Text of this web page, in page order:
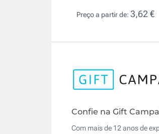
Preço a partir de: 3,62 €
Confie na Gift
Com mais de 12 anos de